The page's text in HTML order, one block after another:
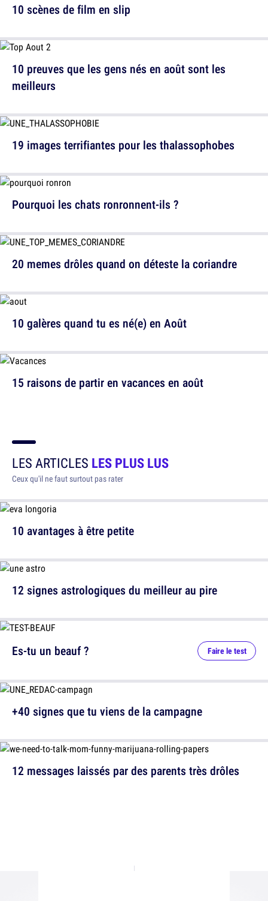
10 preuves que les gens nés en août sont les
meilleurs
Pourquoi les chats ronronnent-ils ?
10 galères quand tu es né(e) en Août
10 scènes de film en slip
19 images terrifiantes pour les thalassophobes
20 memes drôles quand on déteste la coriandre
15 raisons de partir en vacances en août
LES ARTICLES LES PLUS LUS
Ceux qu'il ne faut surtout pas rater
10 avantages à être petite
12 signes astrologiques du meilleur au pire
12 messages laissés par des parents très drôles
Es-tu un beauf ? Faire le test
+40 signes que tu viens de la campagne